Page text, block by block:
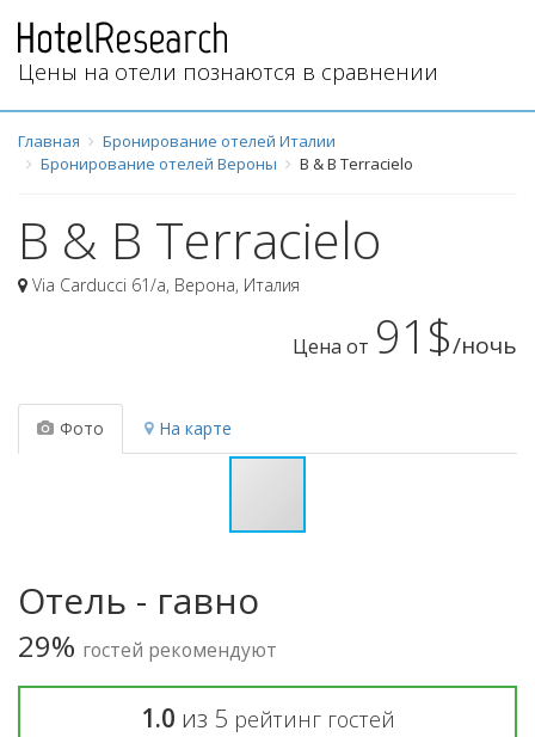
Цены на отели познаются в сравнении
Главная
Бронирование отелей Италии
Бронирование отелей Вероны
B & B Terracielo
B & B Terracielo
Via Carducci 61/a, Верона, Италия
Цена от 91$/ночь
Фото На карте
Отель - гавно
29% гостей рекомендуют
1.0 из 5 рейтинг гостей